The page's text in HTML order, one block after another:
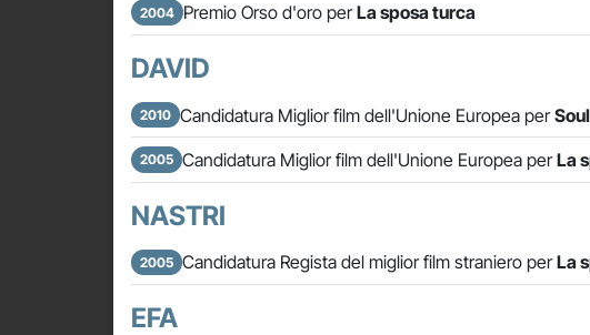
2004 Premio Orso d'oro perLa sposa turca
DAVID
2010 Candidatura Miglior film dell'Unione Europea per
2005 Candidatura Miglior film dell'Unione Europea perLa
NASTRI
2005 Candidatura Regista del miglior film straniero perLa
EFA